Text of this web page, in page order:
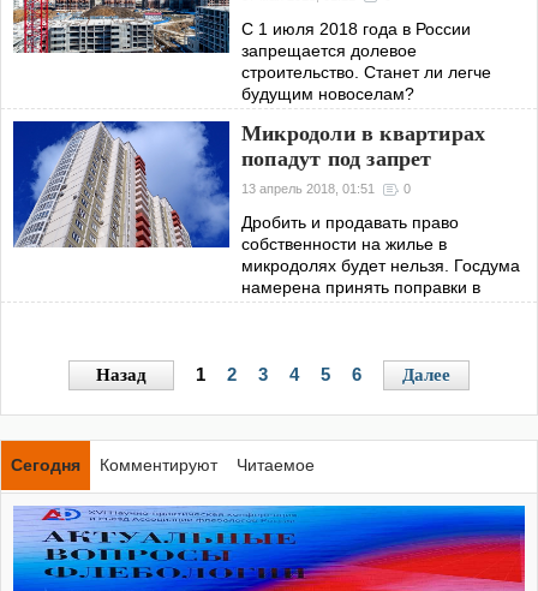
С 1 июля 2018 года в России
запрещается долевое
строительство. Станет ли легче
будущим новоселам?
Микродоли в квартирах
попадут под запрет
13 апрель 2018, 01:51 0
Дробить и продавать право
собственности на жилье в
микродолях будет нельзя. Госдума
намерена принять поправки в
Жилищный кодекс.
Назад 1 2 3 4 5 6 Далее
Сегодня Комментируют Читаемое